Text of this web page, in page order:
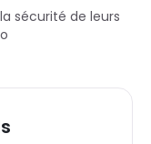
sécurité de leurs